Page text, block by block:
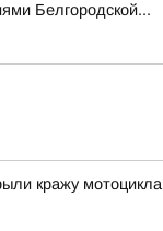
Белгородской...
кражу